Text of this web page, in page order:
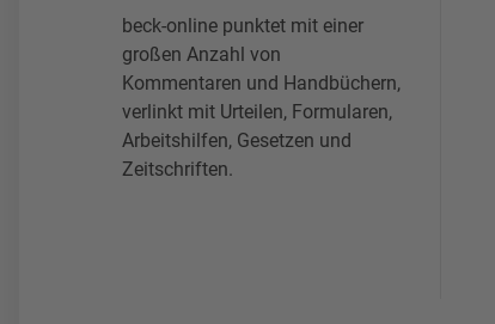
beck-online punktet mit einer
großen Anzahl von
Kommentaren und Handbüchern,
verlinkt mit Urteilen, Formularen,
Arbeitshilfen, Gesetzen und
Zeitschriften.